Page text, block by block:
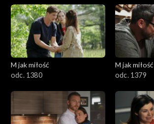
M jak miłość
odc. 1380
M jak miłość
odc. 1379